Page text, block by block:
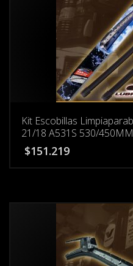
Kit Escobillas
21/18 A531S 530/450MM
$151.219